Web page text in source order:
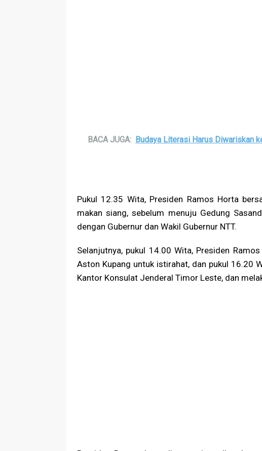
BACA JUGA: Budaya Literasi Harus Diwariskan
Pukul 12.35 Wita, Presiden Ramos Horta
makan siang, sebelum menuju Gedung
dengan Gubernur dan Wakil Gubernur NTT.
Selanjutnya, pukul 14.00 Wita, Presiden
Aston Kupang untuk istirahat, dan pukul 16.20
Kantor Konsulat Jenderal Timor Leste, dan